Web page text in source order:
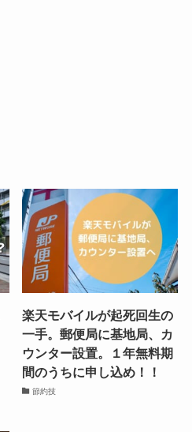
楽天モバイルが起死回生の
一手。郵便局に基地局、カ
ウンター設置。１年無料期
間のうちに申し込め！！
節約技